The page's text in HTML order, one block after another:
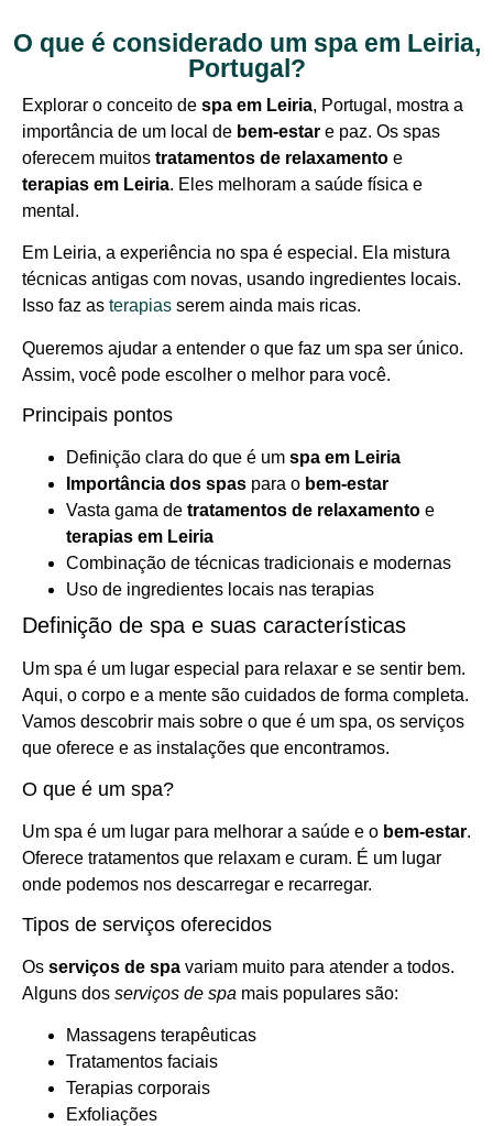
O que é considerado um spa em Leiria,
Portugal?
Explorar o conceito de spa em Leiria, Portugal, mostra a
importância de um local de bem-estar e paz. Os spas
oferecem muitos tratamentos de relaxamento e
terapias em Leiria. Eles melhoram a saúde física e
mental.
Em Leiria, a experiência no spa é especial. Ela mistura
técnicas antigas com novas, usando ingredientes locais.
Isso faz as terapias serem ainda mais ricas.
Queremos ajudar a entender o que faz um spa ser único.
Assim, você pode escolher o melhor para você.
Principais pontos
Definição clara do que é um spa em Leiria
Importância dos spas para o bem-estar
Vasta gama de tratamentos de relaxamento e
terapias em Leiria
Combinação de técnicas tradicionais e modernas
Uso de ingredientes locais nas terapias
Definição de spa e suas características
Um spa é um lugar especial para relaxar e se sentir bem.
Aqui, o corpo e a mente são cuidados de forma completa.
Vamos descobrir mais sobre o que é um spa, os serviços
que oferece e as instalações que encontramos.
O que é um spa?
Um spa é um lugar para melhorar a saúde e o bem-estar.
Oferece tratamentos que relaxam e curam. É um lugar
onde podemos nos descarregar e recarregar.
Tipos de serviços oferecidos
Os serviços de spa variam muito para atender a todos.
Alguns dos serviços de spa mais populares são:
Massagens terapêuticas
Tratamentos faciais
Terapias corporais
Exfoliações